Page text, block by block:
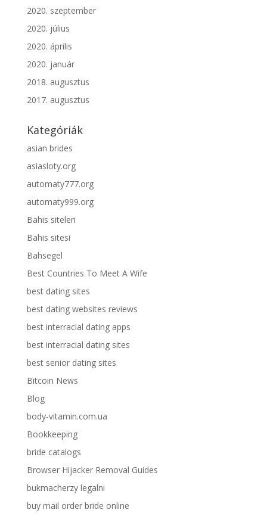
2020. szeptember
2020. július
2020. április
2020. január
2018. augusztus
2017. augusztus
Kategóriák
asian brides
asiasloty.org
automaty777.org
automaty999.org
Bahis siteleri
Bahis sitesi
Bahsegel
Best Countries To Meet A Wife
best dating sites
best dating websites reviews
best interracial dating apps
best interracial dating sites
best senior dating sites
Bitcoin News
Blog
body-vitamin.com.ua
Bookkeeping
bride catalogs
Browser Hijacker Removal Guides
bukmacherzy legalni
buy mail order bride online